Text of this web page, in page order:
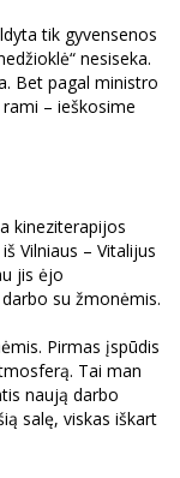
tik gyvensenos
nesiseka.
Bet pagal ministro
– ieškosime
kineziterapijos
Vilniaus – Vitalijus
jis ėjo
su žmonėmis.
Pirmas įspūdis
Tai man
naują darbo
salę, viskas iškart